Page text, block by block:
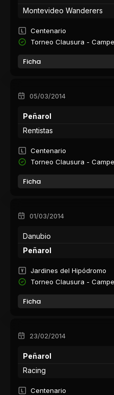
Montevideo Wanderers
Centenario
Torneo Clausura -
Ficha
05/03/2014
Peñarol
Rentistas
Centenario
Torneo Clausura -
Ficha
01/03/2014
Danubio
Peñarol
Jardines del Hipódromo
Torneo Clausura -
Ficha
23/02/2014
Peñarol
Racing
Centenario